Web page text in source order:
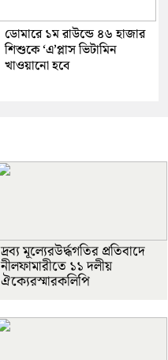
ডোমারে ১ম রাউন্ডে ৪৬ হাজার
শিশুকে ‘এ’প্লাস ভিটামিন
খাওয়ানো হবে
দ্রব্য মূল্যেরউর্দ্ধগতির প্রতিবাদে
নীলফামারীতে ১১ দলীয়
ঐক্যেরস্মারকলিপি